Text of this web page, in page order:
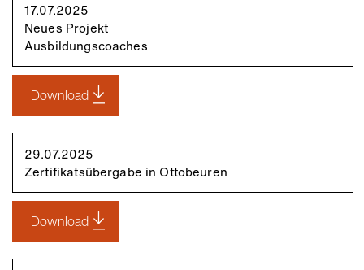
17.07.2025
Neues Projekt
Ausbildungscoaches
Download
29.07.2025
Zertifikatsübergabe in Ottobeuren
Download